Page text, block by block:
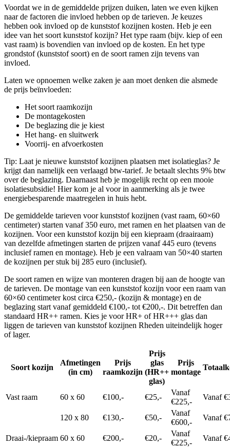
Voordat we in de gemiddelde prijzen duiken, laten we even kijken
naar de factoren die invloed hebben op de tarieven. Je keuzes
hebben ook invloed op de kunststof kozijnen kosten. Heb je een
idee van het soort kunststof kozijn? Het type raam (bijv. kiep of een
vast raam) is bovendien van invloed op de kosten. En het type
grondstof (kunststof soort) en de soort ramen zijn tevens van
invloed.
Laten we opnoemen welke zaken je aan moet denken die alsmede
de prijs beïnvloeden:
Het soort raamkozijn
De montagekosten
De beglazing die je kiest
Het hang- en sluitwerk
Voorrij- en afvoerkosten
Tip: Laat je nieuwe kunststof kozijnen plaatsen met isolatieglas? Je
krijgt dan namelijk een verlaagd btw-tarief. Je betaalt slechts 9% btw
over de beglazing. Daarnaast heb je mogelijk recht op een mooie
isolatiesubsidie! Hier kom je al voor in aanmerking als je twee
energiebesparende maatregelen in huis hebt.
De gemiddelde tarieven voor kunststof kozijnen (vast raam, 60×60
centimeter) starten vanaf 350 euro, met ramen en het plaatsen van de
kozijnen. Voor een kunststof kozijn bij een kiepraam (draairaam)
van dezelfde afmetingen starten de prijzen vanaf 445 euro (tevens
inclusief ramen en montage). Heb je een valraam van 50×40 starten
de kozijnen per stuk bij 285 euro (inclusief).
De soort ramen en wijze van monteren dragen bij aan de hoogte van
de tarieven. De montage van een kunststof kozijn voor een raam van
60×60 centimeter kost circa €250,- (kozijn & montage) en de
beglazing start vanaf gemiddeld €100,- tot €200,-. Dit betreffen dan
standaard HR++ ramen. Kies je voor HR+ of HR+++ glas dan
liggen de tarieven van kunststof kozijnen Rheden uiteindelijk hoger
of lager.
Soort kozijn
Afmetingen
(in cm)
Prijs
raamkozijn
Prijs
glas
(HR++
glas)
Prijs
montage
Vast raam 60 x 60 €100,- €25,-
Vanaf
€225,-
Vanaf
120 x 80 €130,- €50,-
Vanaf
€600,-
Vanaf
Draai-/kiepraam 60 x 60 €200,- €20,-
Vanaf
€225,-
Vanaf